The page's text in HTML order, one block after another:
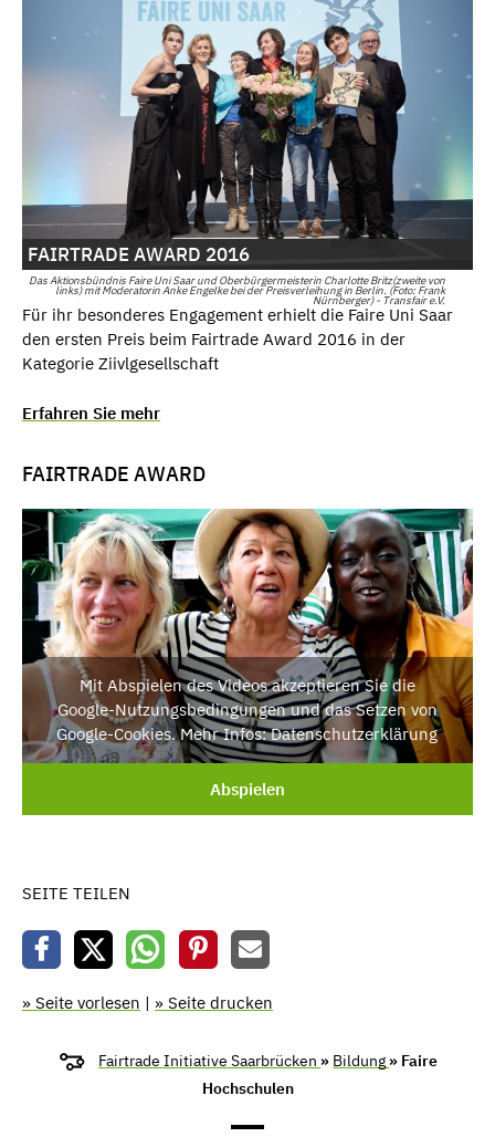
Das Aktionsbündnis Faire Uni Saar und Oberbürgermeisterin Charlotte Britz(zweite von
links) mit Moderatorin Anke Engelke bei der Preisverleihung in Berlin. (Foto: Frank
Nürnberger) - Transfair e.V.
FAIRTRADE AWARD 2016
Für ihr besonderes Engagement erhielt die Faire Uni Saar
den ersten Preis beim Fairtrade Award 2016 in der
Kategorie Ziivlgesellschaft
Erfahren Sie mehr
FAIRTRADE AWARD
Mit Abspielen des Videos akzeptieren Sie die
Google-Nutzungsbedingungen und das Setzen von
Google-Cookies. Mehr Infos: Datenschutzerklärung
Abspielen
SEITE TEILEN
» Seite vorlesen | » Seite drucken
Fairtrade Initiative Saarbrücken » Bildung » Faire
Hochschulen